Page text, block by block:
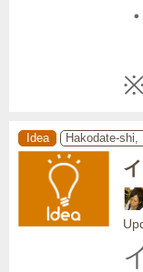
Idea Hakodate-shi,